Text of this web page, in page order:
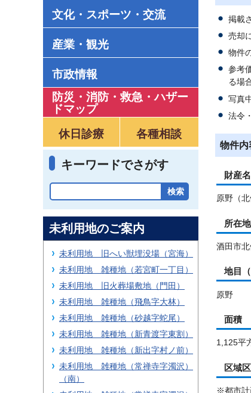
文化・スポーツ・交流
産業・観光
市政情報
防災・消防・救急 ・ハザー
ドマップ
休日診療
各種相談
キーワードでさがす
掲載
売却
物件
参考
る場
写真
法令
物件内
財産名
原野（北
所在地
酒田市
地目（
原野
面積
1,125平
区域
※都市計
未利用地のご案内
未利用地 旧へい獣埋没場（宮海）
未利用地 雑種地（若宮町一丁目）
未利用地 旧火葬場敷地（門田）
未利用地 雑種地（飛鳥字大林）
未利用地 雑種地（砂越字蛇尾）
未利用地 雑種地（新青渡字東割）
未利用地 雑種地（新出字村ノ前）
未利用地 雑種地（常禅寺字濁沢）
（南）